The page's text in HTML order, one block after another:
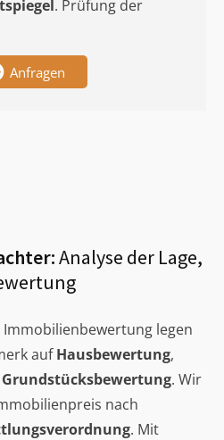
. Prüfung der
Anfragen
Analyse der Lage,
legen
aufHausbewertung,
Grundstücksbewertung. Wir
nach
. Mit